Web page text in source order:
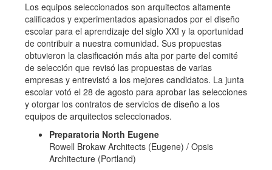
Los equipos seleccionados son arquitectos altamente
calificados y experimentados apasionados por el diseño
escolar para el aprendizaje del siglo XXI y la oportunidad
de contribuir a nuestra comunidad. Sus propuestas
obtuvieron la clasificación más alta por parte del comité
de selección que revisó las propuestas de varias
empresas y entrevistó a los mejores candidatos. La junta
escolar votó el 28 de agosto para aprobar las selecciones
y otorgar los contratos de servicios de diseño a los
equipos de arquitectos seleccionados.
Preparatoria North Eugene
Rowell Brokaw Architects (Eugene) / Opsis
Architecture (Portland)